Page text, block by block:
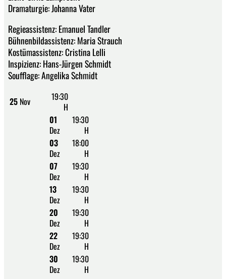
Dramaturgie: Johanna Vater
Regieassistenz: Emanuel Tandler
Bühnenbildassistenz: Maria Strauch
Kostümassistenz: Cristina Lelli
Inspizienz: Hans-Jürgen Schmidt
Soufflage: Angelika Schmidt
25 Nov
19:30
H
01
Dez
19:30
H
03
Dez
18:00
H
07
Dez
19:30
H
13
Dez
19:30
H
20
Dez
19:30
H
22
Dez
19:30
H
30
Dez
19:30
H